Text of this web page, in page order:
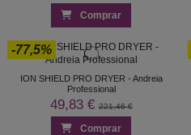
Comprar
-77,5%
ION SHIELD PRO DRYER - Andreia
Professional
49,83 €221,46 €
Comprar